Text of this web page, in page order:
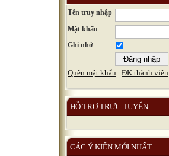
Tên truy nhập
Mật khẩu
Ghi nhớ
Quên mật khẩu ĐK thành viên
HỖ TRỢ TRỰC TUYẾN
CÁC Ý KIẾN MỚI NHẤT